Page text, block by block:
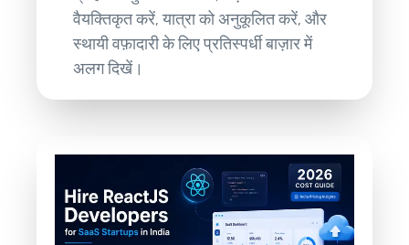
वैयक्तिकृत करें, यात्रा को अनुकूलित करें, और
स्थायी वफ़ादारी के लिए प्रतिस्पर्धी बाज़ार में
अलग दिखें।